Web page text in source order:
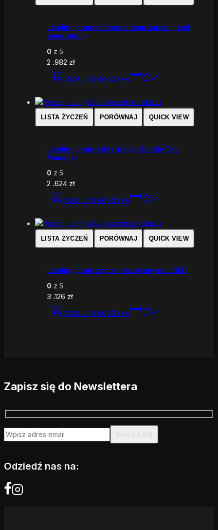
Landing page z formularzem zapisu (lead
generation)
0 z 5
2 .982 zł
DODAJ DO KOSZYKA
LISTA ŻYCZEŃ PORÓWNAJ QUICK VIEW
Landing page z integracją Google Tag
Manager
0 z 5
2 .624 zł
DODAJ DO KOSZYKA
LISTA ŻYCZEŃ PORÓWNAJ QUICK VIEW
Landing page zoptymalizowany pod SEO
0 z 5
3 .126 zł
DODAJ DO KOSZYKA
Zapisz się do Newslettera
Odziedź nas na: